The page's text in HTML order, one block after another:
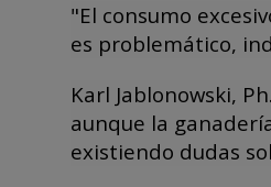
"El consumo
es problemático,
Karl Jablonowski,
aunque la
existiendo dudas